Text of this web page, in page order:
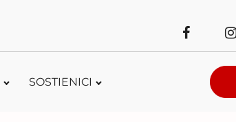
SOSTIENICI